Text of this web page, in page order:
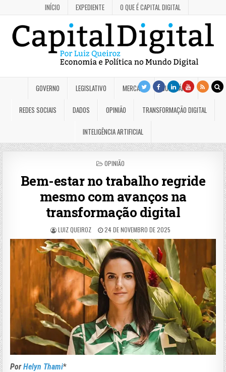
INÍCIO EXPEDIENTE O QUE É CAPITAL DIGITAL
GOVERNO LEGISLATIVO MERCADO JUDICIÁRIO
REDES SOCIAIS DADOS OPINIÃO TRANSFORMAÇÃO DIGITAL
INTELIGÊNCIA ARTIFICIAL
POSTED
OPINIÃO
Bem-estar no trabalho regride
mesmo com avanços na
transformação digital
LUIZ QUEIROZ 24 DE NOVEMBRO DE 2025
PorHelyn Thami*